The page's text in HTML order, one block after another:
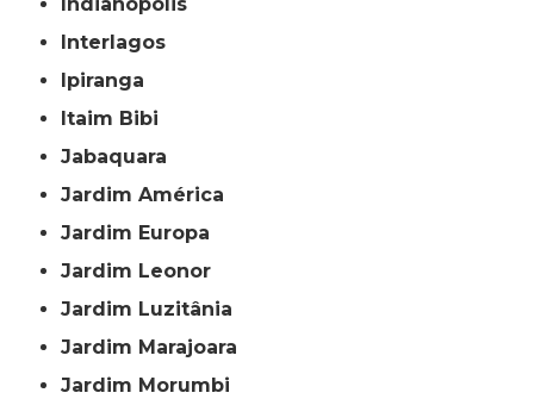
Indianópolis
Interlagos
Ipiranga
Itaim Bibi
Jabaquara
Jardim América
Jardim Europa
Jardim Leonor
Jardim Luzitânia
Jardim Marajoara
Jardim Morumbi